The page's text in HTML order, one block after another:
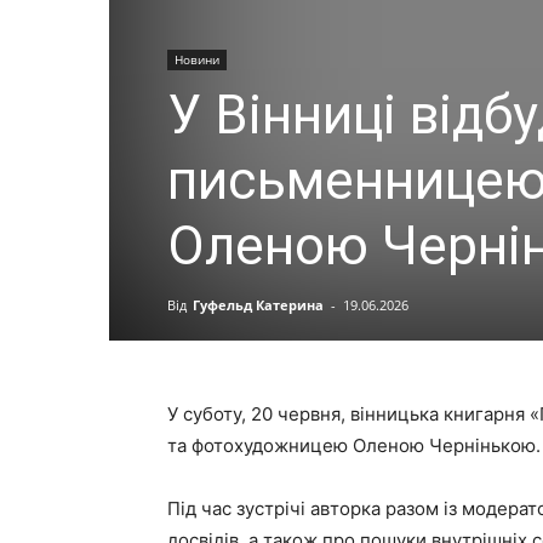
Новини
У Вінниці
Оленою
Від Гуфельд Катерина - 19.06.2026
У суботу, 20 червня, вінницька книгарня
та фотохудожницею Оленою Чернінькою.
Під час зустрічі авторка разом із